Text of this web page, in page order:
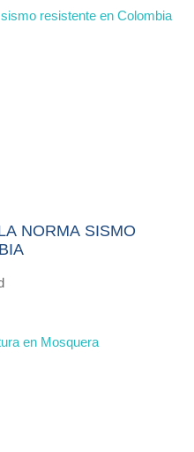
NORMA SISMO